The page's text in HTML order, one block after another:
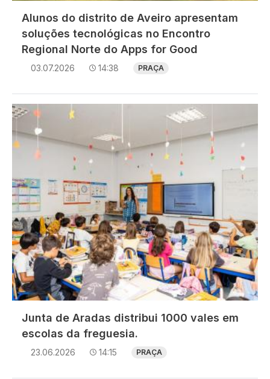
Alunos do distrito de Aveiro apresentam
soluções tecnológicas no Encontro
Regional Norte do Apps for Good
03.07.2026 14:38 PRAÇA
Imagem
Junta de Aradas distribui 1000 vales em
escolas da freguesia.
23.06.2026 14:15 PRAÇA